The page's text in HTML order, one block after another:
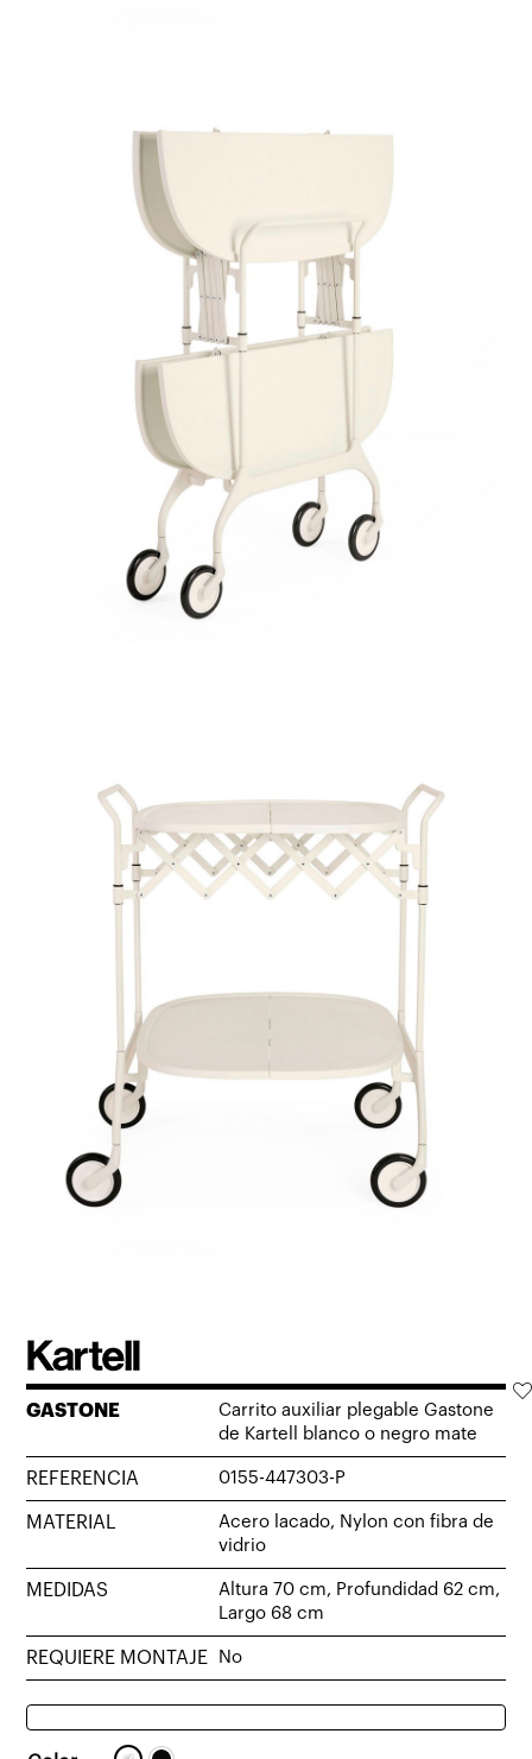
GASTONE
Carrito auxiliar plegable Gastone
de Kartell blanco o negro mate
REFERENCIA 0155-447303-P
MATERIAL
Acero lacado, Nylon con fibra de
vidrio
MEDIDAS
Altura 70 cm, Profundidad 62 cm,
Largo 68 cm
REQUIERE MONTAJE No